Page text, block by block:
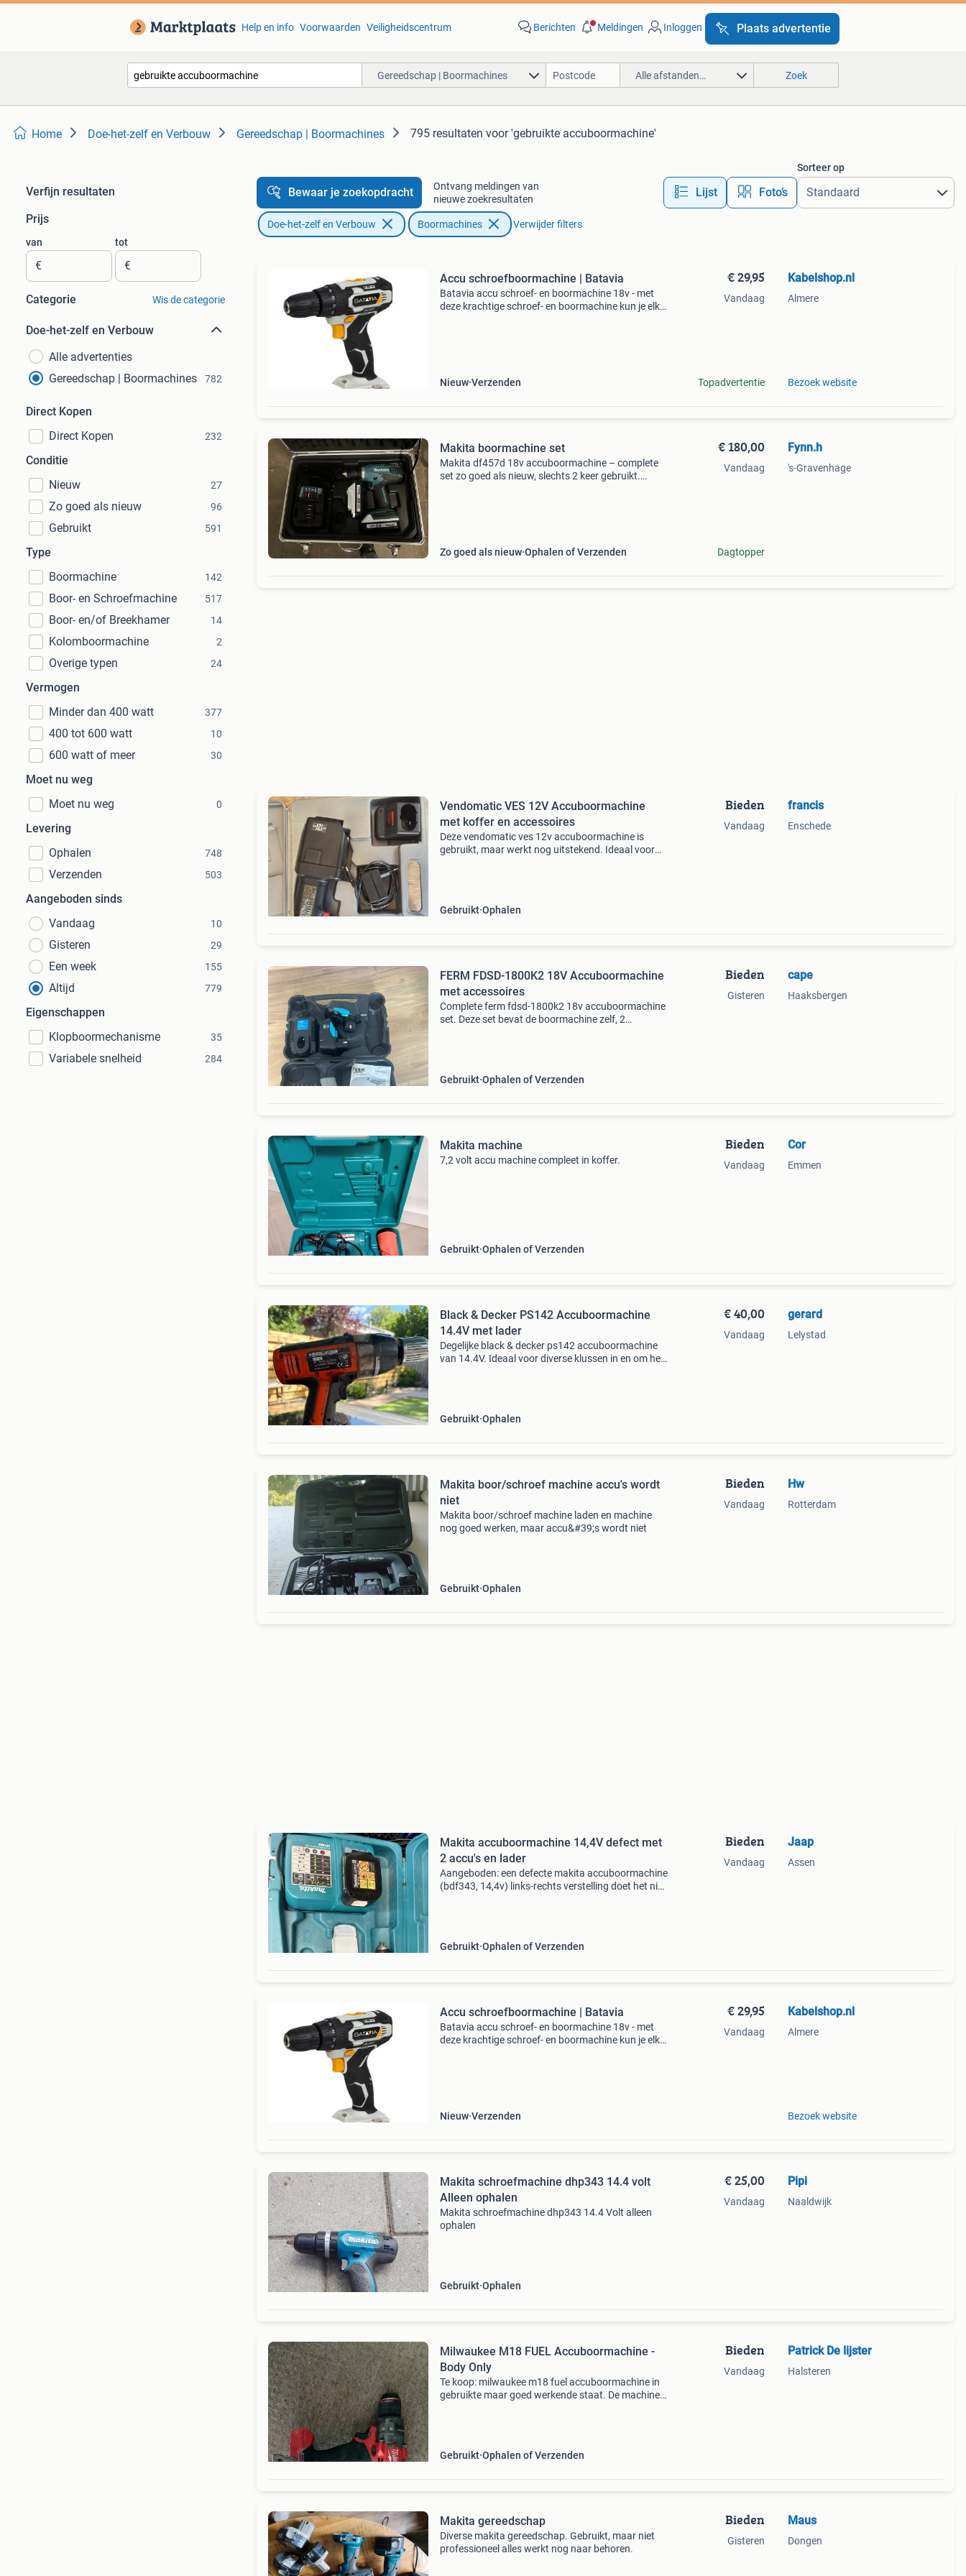
Help en info Voorwaarden Veiligheidscentrum Berichten Meldingen Inloggen Plaats advertentie
Gereedschap | Boormachines Alle afstanden… Zoek
Home Doe-het-zelf en Verbouw Gereedschap | Boormachines 795 resultaten voor 'gebruikte accuboormachine'
Verfijn resultaten
Prijs
van
€
tot
€
Categorie Wis de categorie
Doe-het-zelf en Verbouw
Alle advertenties
Gereedschap | Boormachines
782
Direct Kopen
Direct Kopen
232
Conditie
Nieuw
27
Zo goed als nieuw 96
Gebruikt 591
Type
Boormachine
142
Boor- en Schroefmachine 517
Boor- en/of Breekhamer 14
Kolomboormachine 2
Overige typen 24
Vermogen
Minder dan 400 watt
377
400 tot 600 watt 10
600 watt of meer 30
Moet nu weg
Moet nu weg
0
Levering
Ophalen
748
Verzenden 503
Aangeboden sinds
Vandaag
10
Gisteren 29
Een week 155
Altijd 779
Eigenschappen
Klopboormechanisme
35
Variabele snelheid 284
Bewaar je zoekopdracht
Ontvang meldingen van
nieuwe zoekresultaten
Lijst Foto’s
Sorteer op
Doe-het-zelf en Verbouw Boormachines Verwijder filters
Accu schroefboormachine | Batavia
Batavia accu schroef- en boormachine 18v - met
deze krachtige schroef- en boormachine kun je elke
Nieuw Verzenden
€ 29,95
Vandaag
Topadvertentie
Kabelshop.nl
Almere
Bezoek website
Makita boormachine set
Makita df457d 18v accuboormachine – complete
set zo goed als nieuw, slechts 2 keer gebruikt.
Zo goed als nieuw Ophalen of Verzenden
€ 180,00
Vandaag
Dagtopper
Fynn.h
's-Gravenhage
Vendomatic VES 12V Accuboormachine
met koffer en accessoires
Deze vendomatic ves 12v accuboormachine is
gebruikt, maar werkt nog uitstekend. Ideaal voor
Gebruikt Ophalen
Bieden
Vandaag
francis
Enschede
FERM FDSD-1800K2 18V Accuboormachine
met accessoires
Complete ferm fdsd-1800k2 18v accuboormachine
set. Deze set bevat de boormachine zelf, 2
Gebruikt Ophalen of Verzenden
Bieden
Gisteren
cape
Haaksbergen
Makita machine
7,2 volt accu machine compleet in koffer.
Gebruikt Ophalen of Verzenden
Bieden
Vandaag
Cor
Emmen
Black & Decker PS142 Accuboormachine
14.4V met lader
Degelijke black & decker ps142 accuboormachine
van 14.4V. Ideaal voor diverse klussen in en om het
Gebruikt Ophalen
€ 40,00
Vandaag
gerard
Lelystad
Makita boor/schroef machine accu's wordt
niet
Makita boor/schroef machine laden en machine
nog goed werken, maar accu&#39;s wordt niet
Gebruikt Ophalen
Bieden
Vandaag
Hw
Rotterdam
Makita accuboormachine 14,4V defect met
2 accu's en lader
Aangeboden: een defecte makita accuboormachine
(bdf343, 14,4v) links-rechts verstelling doet het niet
Gebruikt Ophalen of Verzenden
Bieden
Vandaag
Jaap
Assen
Accu schroefboormachine | Batavia
Batavia accu schroef- en boormachine 18v - met
deze krachtige schroef- en boormachine kun je elke
Nieuw Verzenden
€ 29,95
Vandaag
Kabelshop.nl
Almere
Bezoek website
Makita schroefmachine dhp343 14.4 volt
Alleen ophalen
Makita schroefmachine dhp343 14.4 Volt alleen
ophalen
Gebruikt Ophalen
€ 25,00
Vandaag
Pipi
Naaldwijk
Milwaukee M18 FUEL Accuboormachine -
Body Only
Te koop: milwaukee m18 fuel accuboormachine in
gebruikte maar goed werkende staat. De machine
Gebruikt Ophalen of Verzenden
Bieden
Vandaag
Patrick De lijster
Halsteren
Makita gereedschap
Diverse makita gereedschap. Gebruikt, maar niet
professioneel alles werkt nog naar behoren.
Bieden
Gisteren
Maus
Dongen